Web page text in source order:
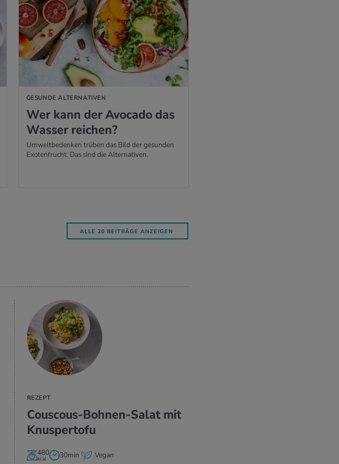
GESUNDE ALTERNATIVEN
Wer kann der Avo­ca­do das
Was­ser rei­chen?
Umweltbedenken trüben das Bild der gesunden
Exotenfrucht. Das sind die Alternativen.
ALLE 20 BEITRÄGE ANZEIGEN
REZEPT
Cous­cous-Boh­nen-Salat mit
Knus­per­to­fu
480
kcal 30min Vegan